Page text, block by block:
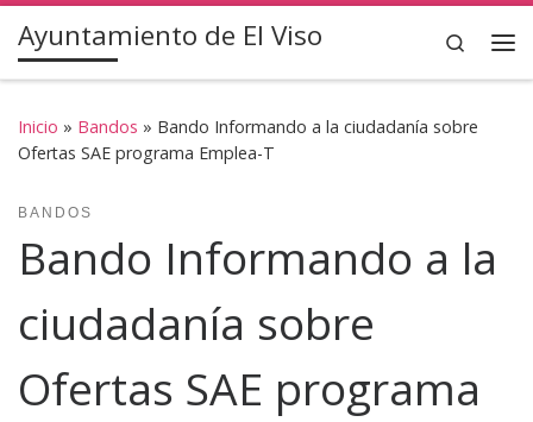
Saltar al contenido
Ayuntamiento de El Viso Search
Inicio » Bandos » Bando Informando a la ciudadanía sobre
Ofertas SAE programa Emplea-T
BANDOS
Bando Informando a la
ciudadanía sobre
Ofertas SAE programa